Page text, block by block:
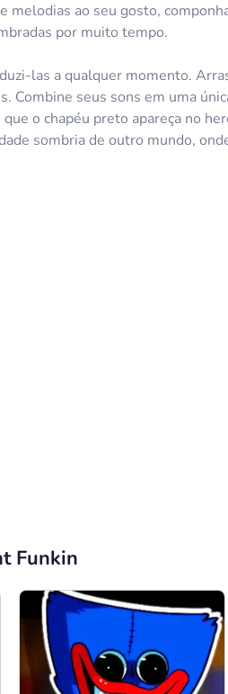
melodias ao seu gosto,
por muito tempo.
las a qualquer momento.
Combine seus sons em uma
o chapéu preto apareça no
sombria de outro mundo,
Funkin